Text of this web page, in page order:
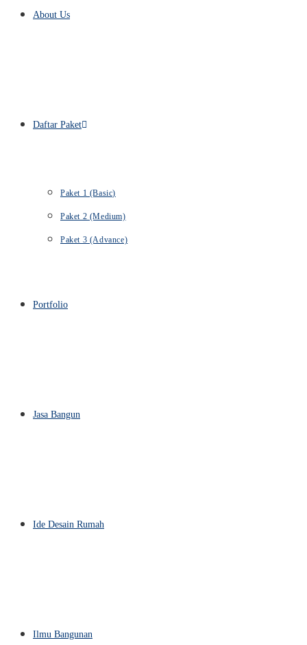
About Us
Daftar Paket
Paket 1 (Basic)
Paket 2 (Medium)
Paket 3 (Advance)
Portfolio
Jasa Bangun
Ide Desain Rumah
Ilmu Bangunan